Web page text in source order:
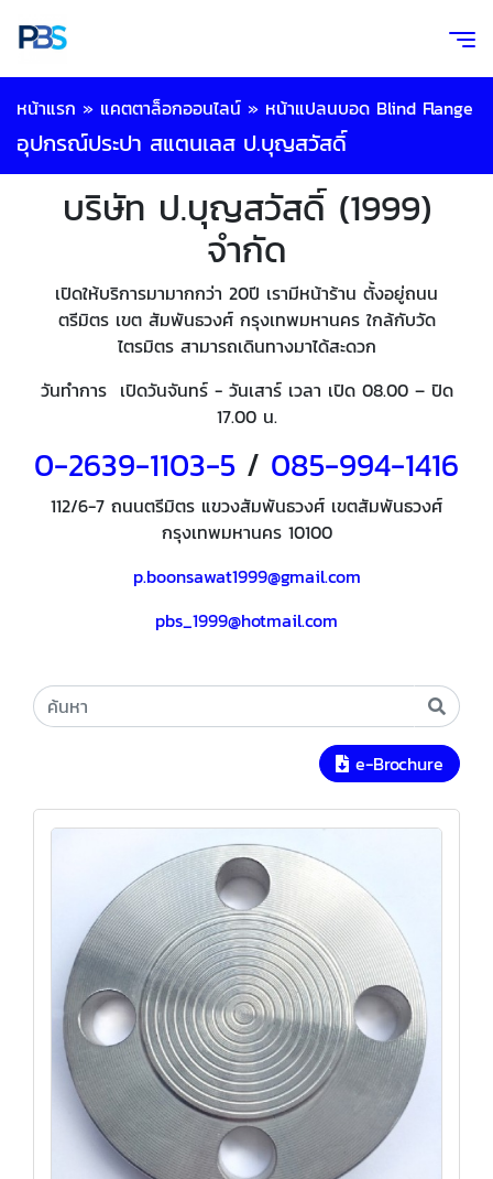
หน้าแรก » แคตตาล็อกออนไลน์ » หน้าแปลนบอด Blind Flange
อุปกรณ์ประปา สแตนเลส ป.บุญสวัสดิ์
บริษัท ป.บุญสวัสดิ์ (1999)
จำกัด
เปิดให้บริการมามากกว่า 20ปี เรามีหน้าร้าน ตั้งอยู่ถนน
ตรีมิตร เขต สัมพันธวงศ์ กรุงเทพมหานคร ใกล้กับวัด
ไตรมิตร สามารถเดินทางมาได้สะดวก
วันทำการ เปิดวันจันทร์ - วันเสาร์ เวลา เปิด 08.00 – ปิด
17.00 น.
0-2639-1103-5 / 085-994-1416
112/6-7 ถนนตรีมิตร แขวงสัมพันธวงศ์ เขตสัมพันธวงศ์
กรุงเทพมหานคร 10100
p.boonsawat1999@gmail.com
pbs_1999@hotmail.com
e-Brochure